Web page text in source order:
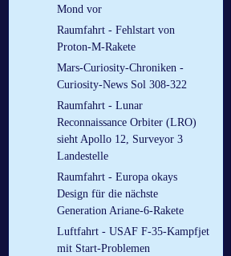
Mond vor
Raumfahrt - Fehlstart von
Proton-M-Rakete
Mars-Curiosity-Chroniken -
Curiosity-News Sol 308-322
Raumfahrt - Lunar
Reconnaissance Orbiter (LRO)
sieht Apollo 12, Surveyor 3
Landestelle
Raumfahrt - Europa okays
Design für die nächste
Generation Ariane-6-Rakete
Luftfahrt - USAF F-35-Kampfjet
mit Start-Problemen